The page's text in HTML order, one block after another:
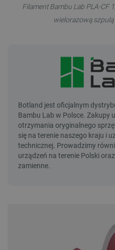
Filament Bambu Lab PLA-CF
wielorazową szpulą